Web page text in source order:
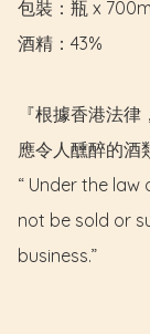
包裝：瓶 x
酒精：43%
『根據香港法
應令人醺醉的酒
“ Under the
not be sold or
business.”